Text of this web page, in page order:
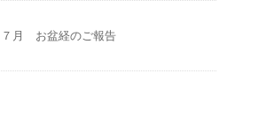
７月 お盆経のご報告